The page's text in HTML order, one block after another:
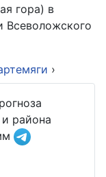
гора) в
Всеволожского
›
района